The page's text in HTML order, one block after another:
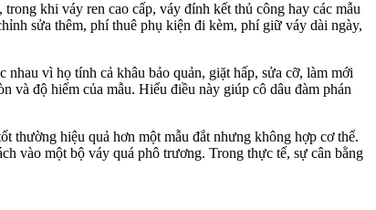
khi váy ren cao cấp, váy đính kết thủ công hay các mẫu
sửa thêm, phí thuê phụ kiện đi kèm, phí giữ váy dài ngày,
vì họ tính cả khâu bảo quản, giặt hấp, sửa cỡ, làm mới
và độ hiếm của mẫu. Hiểu điều này giúp cô dâu đàm phán
thường hiệu quả hơn một mẫu đắt nhưng không hợp cơ thể.
vào một bộ váy quá phô trương. Trong thực tế, sự cân bằng